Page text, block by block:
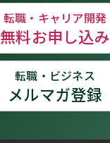
転職・キャリア開発
無料お申し込み
転職・ビジネス
メルマガ登録